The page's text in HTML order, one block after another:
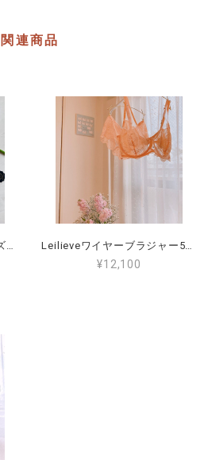
関連商品
¥12,100